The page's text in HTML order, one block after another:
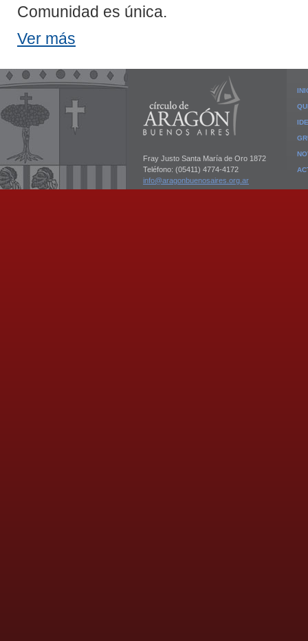
Comunidad es única.
Ver más
Fray Justo Santa María de Oro 1872
Teléfono: (05411) 4774-4172
info@aragonbuenosaires.org.ar